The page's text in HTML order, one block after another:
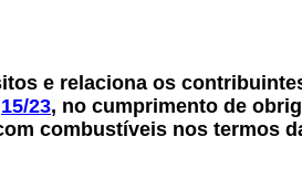
e relaciona os
15/23, no cumprimento de
combustíveis nos termos